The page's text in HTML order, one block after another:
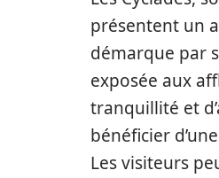
présentent un
démarque par
exposée aux
tranquillité et
bénéficier
Les visiteurs